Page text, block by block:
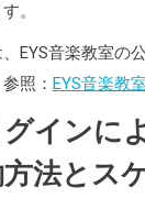
。
EYS音楽教室の
照： EYS音楽教
インに
法とス